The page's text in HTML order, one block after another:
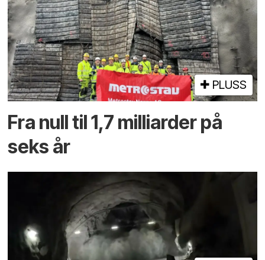
PLUSS
Fra null til 1,7 milliarder på
seks år